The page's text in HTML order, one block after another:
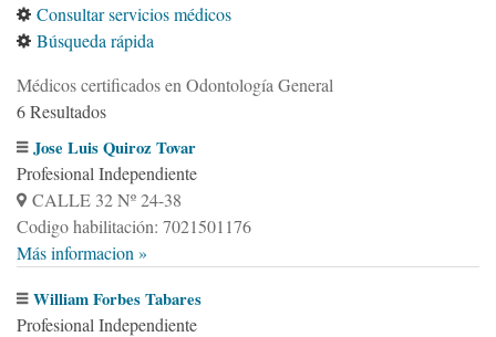
Consultar servicios médicos
Búsqueda rápida
Médicos certificados en Odontología General
6 Resultados
Jose Luis Quiroz Tovar
Profesional Independiente
CALLE 32 Nº 24-38
Codigo habilitación: 7021501176
Más informacion »
William Forbes Tabares
Profesional Independiente